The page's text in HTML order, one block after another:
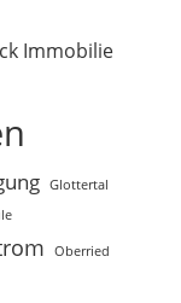
Immobilie
Glottertal
Oberried